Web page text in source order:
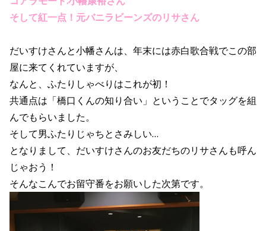
そして紅一点！元バニラビーンズのリサさん
だいすけさんと小幡さんは、年末には赤白歌合戦でこの部
屋に来てくれていますが、
なんと、ふたりしゃべりはこれが初！
共通点は「橋口くんの知り合い」ということでタッグを組
んでもらいました。
そして男ふたりじゃちとさみしい…
となりまして、だいすけさんのお友だちのリサさんも呼ん
じゃおう！
そんなこんでお留守番をお願いした次第です。